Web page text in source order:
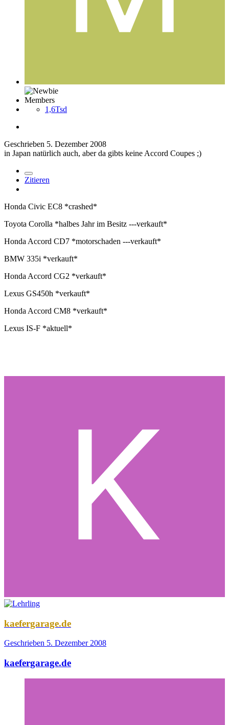
Members
1,6Tsd
Geschrieben 5. Dezember 2008
in Japan natürlich auch, aber da gibts keine Accord Coupes ;)
Zitieren
Honda Civic EC8 *crashed*
Toyota Corolla *halbes Jahr im Besitz ---verkauft*
Honda Accord CD7 *motorschaden ---verkauft*
BMW 335i *verkauft*
Honda Accord CG2 *verkauft*
Lexus GS450h *verkauft*
Honda Accord CM8 *verkauft*
Lexus IS-F *aktuell*
kaefergarage.de
Geschrieben 5. Dezember 2008
kaefergarage.de